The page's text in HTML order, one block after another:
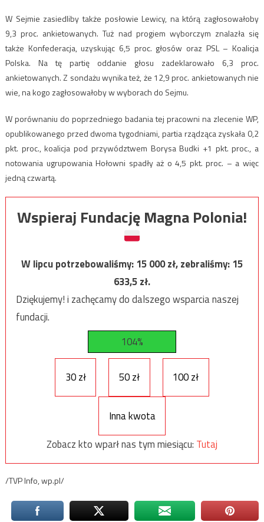
W Sejmie zasiedliby także posłowie Lewicy, na którą zagłosowałoby
9,3 proc. ankietowanych. Tuż nad progiem wyborczym znalazła się
także Konfederacja, uzyskując 6,5 proc. głosów oraz PSL – Koalicja
Polska. Na tę partię oddanie głosu zadeklarowało 6,3 proc.
ankietowanych. Z sondażu wynika też, że 12,9 proc. ankietowanych nie
wie, na kogo zagłosowałoby w wyborach do Sejmu.
W porównaniu do poprzedniego badania tej pracowni na zlecenie WP,
opublikowanego przed dwoma tygodniami, partia rządząca zyskała 0,2
pkt. proc., koalicja pod przywództwem Borysa Budki +1 pkt. proc., a
notowania ugrupowania Hołowni spadły aż o 4,5 pkt. proc. – a więc
jedną czwartą.
Wspieraj Fundację Magna Polonia!
W lipcu potrzebowaliśmy:15 000zł, zebraliśmy:15
633,5zł.
Dziękujemy! i zachęcamy do dalszego wsparcia naszej
fundacji.
104%
30 zł 50 zł 100 zł
Inna kwota
Zobacz kto wparł nas tym miesiącu: Tutaj
/TVP Info, wp.pl/